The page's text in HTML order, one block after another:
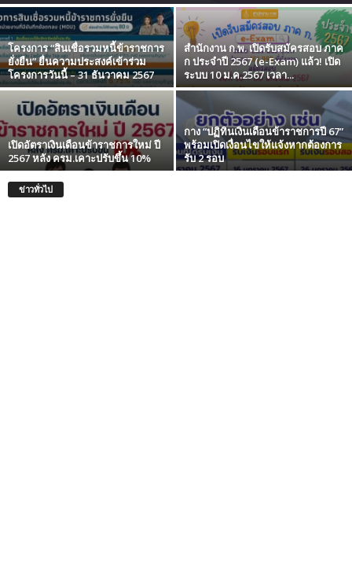
โครงการ “สินเชื่อรวมหนี้ข้าราชการ
ยั่งยืน” ยื่นความประสงค์เข้าร่วม
โครงการวันนี้ – 31 ธันวาคม 2567
สำนักงาน ก.พ. เปิดรับสมัครสอบ ภาค
ก ประจำปี 2567 (e-Exam) แล้ว! เปิด
ระบบ 10 ม.ค.2567 เวลา...
เปิดอัตราเงินเดือนข้าราชการใหม่ ปี
2567 หลัง ครม.เคาะปรับขึ้น 10%
กาง “ปฏิทินเงินเดือนข้าราชการปี 67”
พร้อมเปิดเงื่อนไขให้แจ้งหากต้องการ
รับ 2 รอบ
ข่าวทั่วไป